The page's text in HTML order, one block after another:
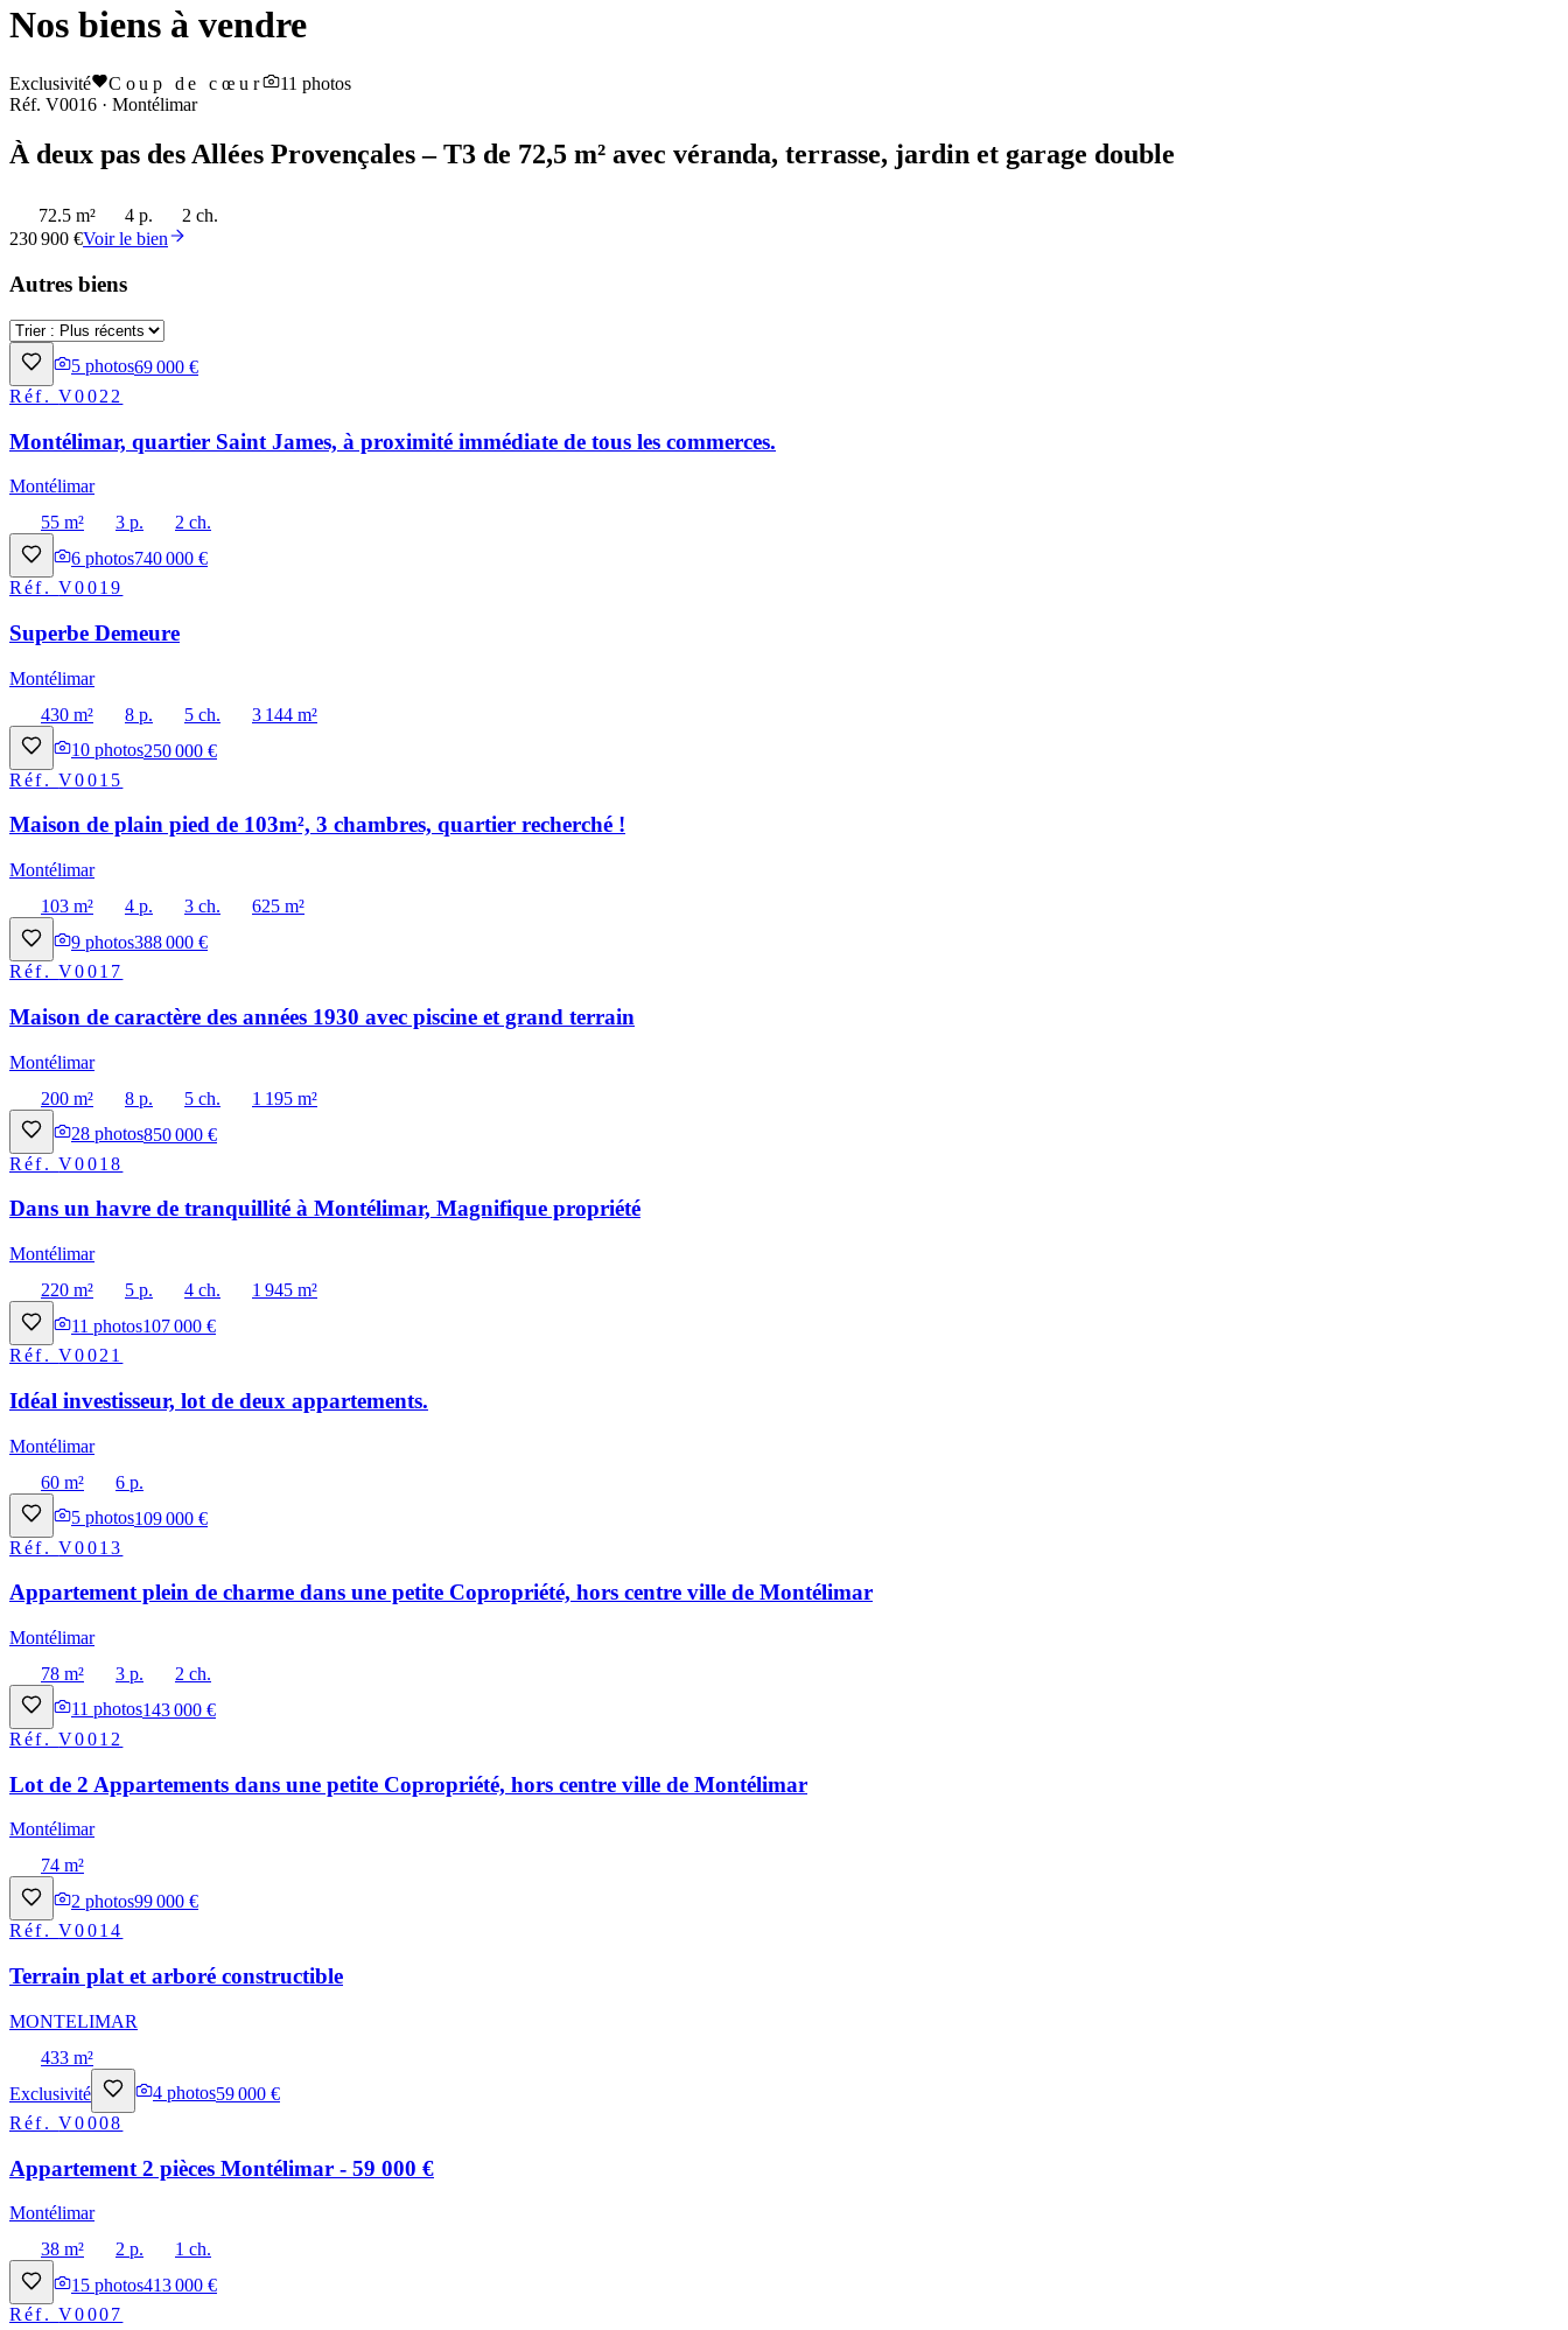
Nos biens à vendre
Exclusivité Coup de cœur 11 photos
Réf. V0016 · Montélimar
À deux pas des Allées Provençales – T3 de 72,5 m² avec véranda, terrasse, jardin et garage double
72.5 m² 4 p.
2 ch.
230 900 €Voir le bien
Autres biens
5 photos69 000 €
Réf.V0022
Montélimar, quartier Saint James, à proximité immédiate de tous les commerces.
Montélimar
55 m²
3 p.
2 ch.
6 photos740 000 €
Réf.V0019
Superbe Demeure
Montélimar
430 m²
8 p. 5 ch.
3 144 m²
10 photos250 000 €
Réf.V0015
Maison de plain pied de 103m², 3 chambres, quartier recherché !
Montélimar
103 m²
4 p. 3 ch.
625 m²
9 photos388 000 €
Réf.V0017
Maison de caractère des années 1930 avec piscine et grand terrain
Montélimar
200 m²
8 p. 5 ch.
1 195 m²
28 photos850 000 €
Réf.V0018
Dans un havre de tranquillité à Montélimar, Magnifique propriété
Montélimar
220 m²
5 p. 4 ch.
1 945 m²
11 photos107 000 €
Réf.V0021
Idéal investisseur, lot de deux appartements.
Montélimar
60 m²
6 p.
5 photos109 000 €
Réf.V0013
Appartement plein de charme dans une petite Copropriété, hors centre ville de Montélimar
Montélimar
78 m²
3 p.
2 ch.
11 photos143 000 €
Réf.V0012
Lot de 2 Appartements dans une petite Copropriété, hors centre ville de Montélimar
Montélimar
74 m²
2 photos99 000 €
Réf.V0014
Terrain plat et arboré constructible
MONTELIMAR
433 m²
Exclusivité
4 photos59 000 €
Réf.V0008
Appartement 2 pièces Montélimar - 59 000 €
Montélimar
38 m²
2 p.
1 ch.
15 photos413 000 €
Réf.V0007